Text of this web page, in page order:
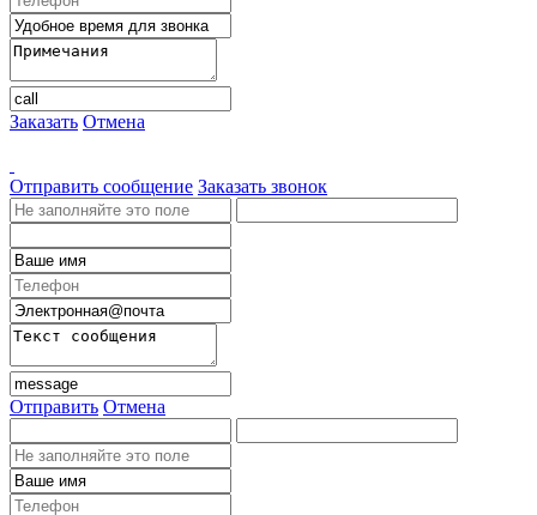
Заказать Отмена
Отправить сообщение Заказать звонок
Отправить Отмена